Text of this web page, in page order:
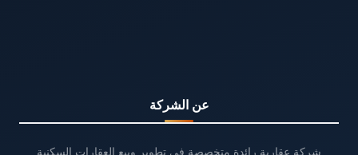
عن الشركة
شركة عقارية رائدة متخصصة في تطوير وبيع العقارات السكنية